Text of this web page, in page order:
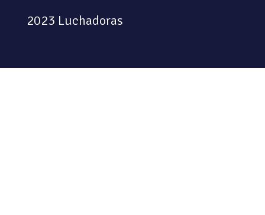
2023 Luchadoras